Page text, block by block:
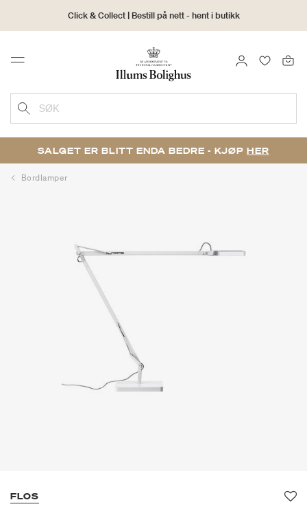
Click & Collect | Bestill på nett - hent i butikk
30 dagers returrett
Menu LOGG INN
SØK
SALGET ER BLITT ENDA BEDRE - KJØP HER
Bordlamper
FLOS